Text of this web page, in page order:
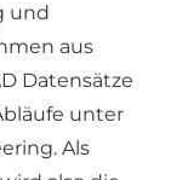
und
aus
Datensätze
unter
Als